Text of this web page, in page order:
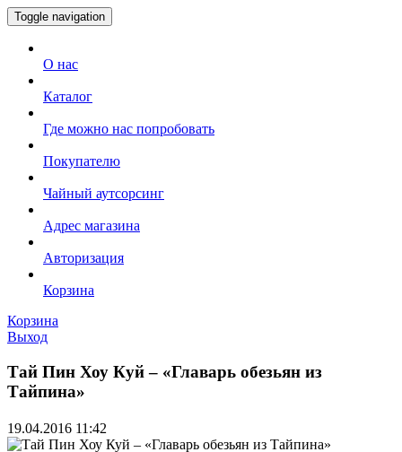
Toggle navigation
О нас
Каталог
Где можно нас попробовать
Покупателю
Чайный аутсорсинг
Адрес магазина
Авторизация
Корзина
Корзина
Выход
Тай Пин Хоу Куй – «Главарь обезьян из
Тайпина»
19.04.2016 11:42